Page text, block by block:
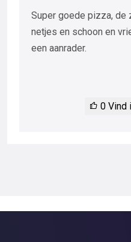
Super goede pizza, de
netjes en schoon en
een aanrader.
0 Vind